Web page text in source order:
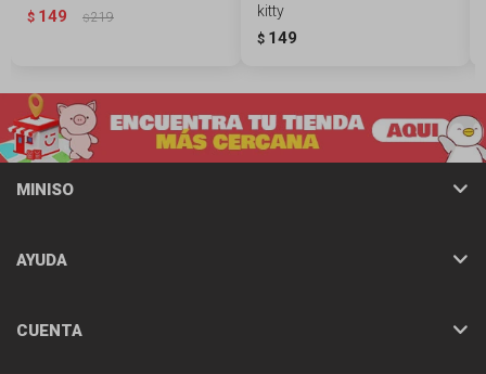
$ 149 $219
kitty
$ 149
MINISO
AYUDA
CUENTA